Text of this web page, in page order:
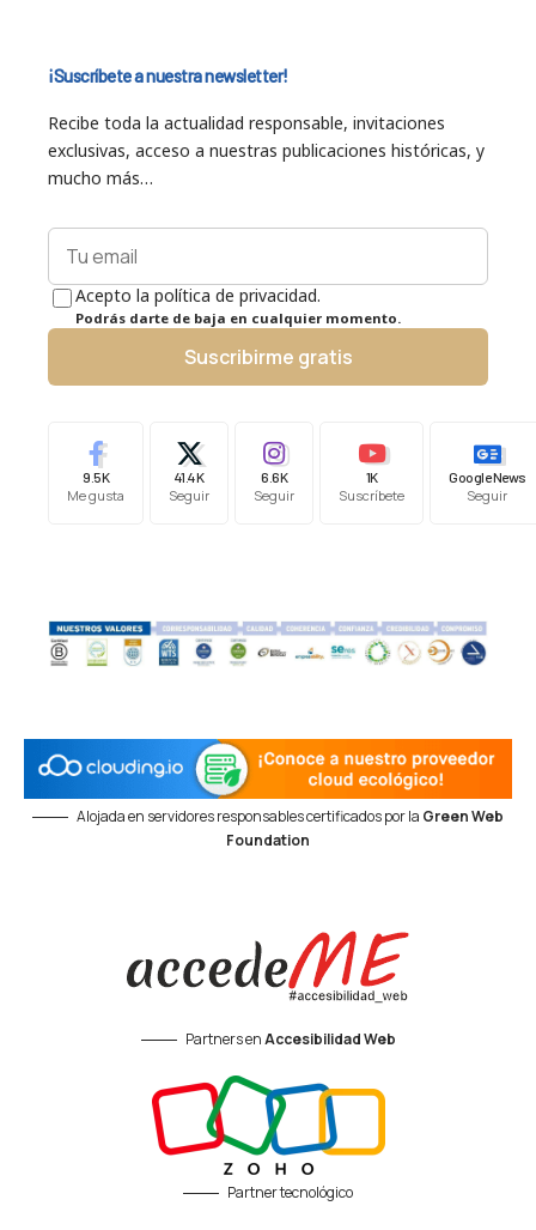
¡Suscríbete a nuestra newsletter!
Recibe toda la actualidad responsable, invitaciones
exclusivas, acceso a nuestras publicaciones históricas, y
mucho más…
Acepto la política de privacidad.
Podrás darte de baja en cualquier momento.
Suscribirme gratis
9.5K
Me gusta
41.4K
Seguir
6.6K
Seguir
1K
Suscríbete
Google News
Seguir
Alojada en servidores responsables certificados por la Green Web
Foundation
Partners enAccesibilidad Web
Partner tecnológico